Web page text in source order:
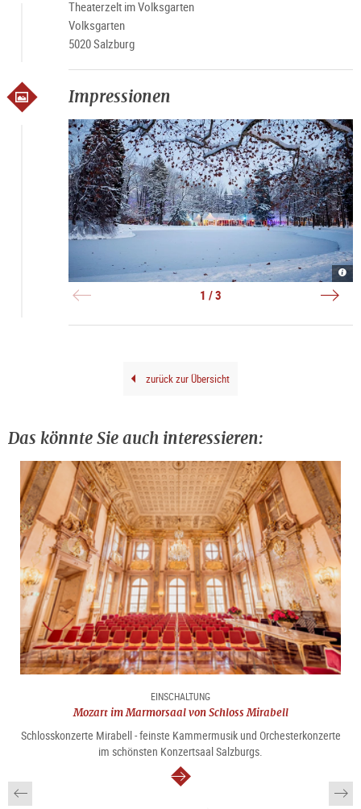
Theaterzelt im Volksgarten
Volksgarten
5020 Salzburg
Impressionen
1 / 3
zurück zur Übersicht
Das könnte Sie auch interessieren:
EINSCHALTUNG
Mozart im Marmorsaal von Schloss Mirabell
Schlosskonzerte Mirabell - feinste Kammermusik und Orchesterkonzerte
im schönsten Konzertsaal Salzburgs.
weiter